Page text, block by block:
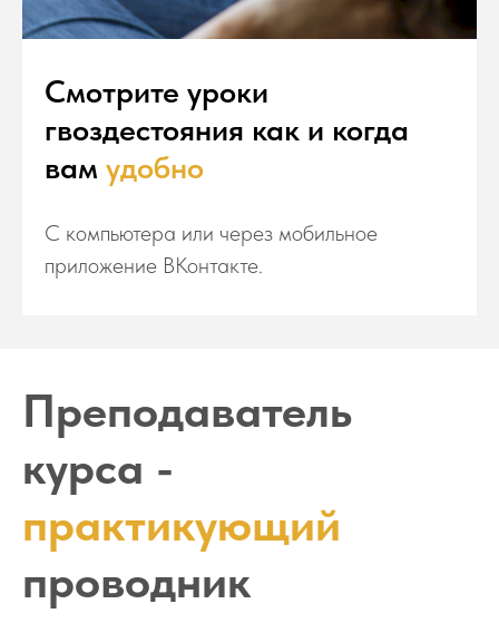
Смотрите уроки
гвоздестояния как и когда
вам удобно
С компьютера или через мобильное
приложение ВКонтакте.
Преподаватель
курса -
практикующий
проводник